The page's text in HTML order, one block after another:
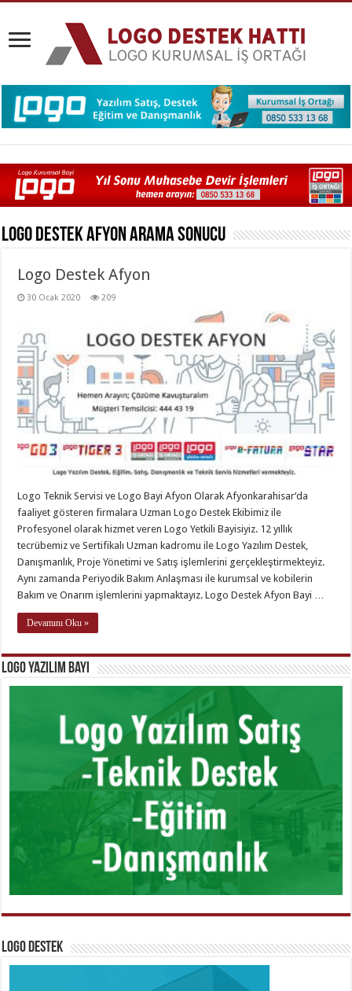
Logo Destek AfyonArama Sonucu
Logo Destek Afyon
30 Ocak 2020 209
Logo Teknik Servisi ve Logo Bayi Afyon Olarak Afyonkarahisar‘da
faaliyet gösteren firmalara Uzman Logo Destek Ekibimiz ile
Profesyonel olarak hizmet veren Logo Yetkili Bayisiyiz. 12 yıllık
tecrübemiz ve Sertifikalı Uzman kadromu ile Logo Yazılım Destek,
Danışmanlık, Proje Yönetimi ve Satış işlemlerini gerçekleştirmekteyiz.
Aynı zamanda Periyodik Bakım Anlaşması ile kurumsal ve kobilerin
Bakım ve Onarım işlemlerini yapmaktayız. Logo Destek Afyon Bayi …
Devamını Oku »
Logo Yazılım Bayi
Logo Destek